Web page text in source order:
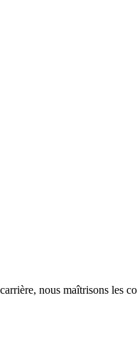
nous maîtrisons les